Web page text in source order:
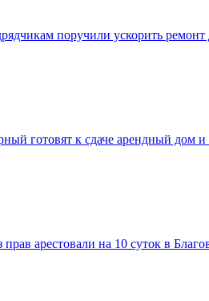
поручили ускорить ремонт
готовят к сдаче арендный дом
арестовали на 10 суток в